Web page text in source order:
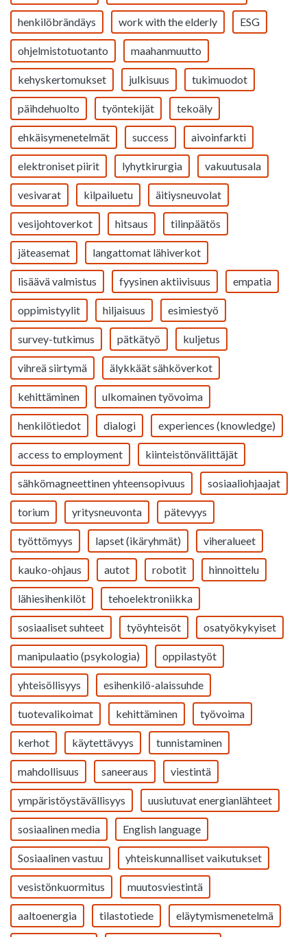
henkilöbrändäys work with the elderly ESG
ohjelmistotuotanto maahanmuutto
kehyskertomukset julkisuus tukimuodot
päihdehuolto työntekijät tekoäly
ehkäisymenetelmät success aivoinfarkti
elektroniset piirit lyhytkirurgia vakuutusala
vesivarat kilpailuetu äitiysneuvolat
vesijohtoverkot hitsaus tilinpäätös
jäteasemat langattomat lähiverkot
lisäävä valmistus fyysinen aktiivisuus empatia
oppimistyylit hiljaisuus esimiestyö
survey-tutkimus pätkätyö kuljetus
vihreä siirtymä älykkäät sähköverkot
kehittäminen ulkomainen työvoima
henkilötiedot dialogi experiences (knowledge)
access to employment kiinteistönvälittäjät
sähkömagneettinen yhteensopivuus sosiaaliohjaajat
torium yritysneuvonta pätevyys
työttömyys lapset (ikäryhmät) viheralueet
kauko-ohjaus autot robotit hinnoittelu
lähiesihenkilöt tehoelektroniikka
sosiaaliset suhteet työyhteisöt osatyökykyiset
manipulaatio (psykologia) oppilastyöt
yhteisöllisyys esihenkilö-alaissuhde
tuotevalikoimat kehittäminen työvoima
kerhot käytettävyys tunnistaminen
mahdollisuus saneeraus viestintä
ympäristöystävällisyys uusiutuvat energianlähteet
sosiaalinen media English language
Sosiaalinen vastuu yhteiskunnalliset vaikutukset
vesistönkuormitus muutosviestintä
aaltoenergia tilastotiede eläytymismenetelmä